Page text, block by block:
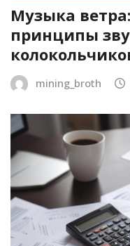
Музыка
принципы
mining_broth